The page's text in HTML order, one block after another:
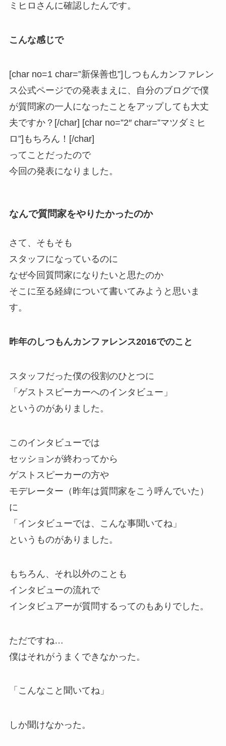
ミヒロさんに確認したんです。
こんな感じで
[char no=1 char=”新保善也”]しつもんカンファレン
ス公式ページでの発表まえに、自分のブログで僕
が質問家の一人になったことをアップしても大丈
夫ですか？[/char] [char no=”2″ char=”マツダミヒ
ロ”]もちろん！[/char]
ってことだったので
今回の発表になりました。
なんで質問家をやりたかったのか
さて、そもそも
スタッフになっているのに
なぜ今回質問家になりたいと思たのか
そこに至る経緯について書いてみようと思いま
す。
昨年のしつもんカンファレンス2016でのこと
スタッフだった僕の役割のひとつに
「ゲストスピーカーへのインタビュー」
というのがありました。
このインタビューでは
セッションが終わってから
ゲストスピーカーの方や
モデレーター（昨年は質問家をこう呼んでいた）
に
「インタビューでは、こんな事聞いてね」
というものがありました。
もちろん、それ以外のことも
インタビューの流れで
インタビュアーが質問するってのもありでした。
ただですね…
僕はそれがうまくできなかった。
「こんなこと聞いてね」
しか聞けなかった。